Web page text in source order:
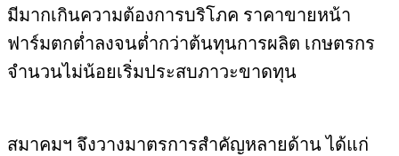
มีมากเกินความต้องการบริโภค ราคาขายหน้า
ฟาร์มตกต่ำลงจนต่ำกว่าต้นทุนการผลิต เกษตรกร
จำนวนไม่น้อยเริ่มประสบภาวะขาดทุน
สมาคมฯ จึงวางมาตรการสำคัญหลายด้าน ได้แก่